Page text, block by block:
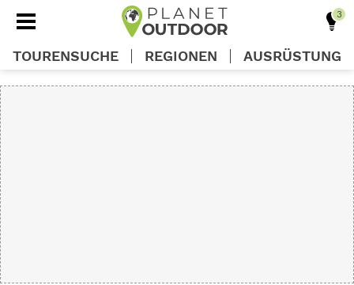
TOURENSUCHE REGIONEN AUSRÜSTUNG